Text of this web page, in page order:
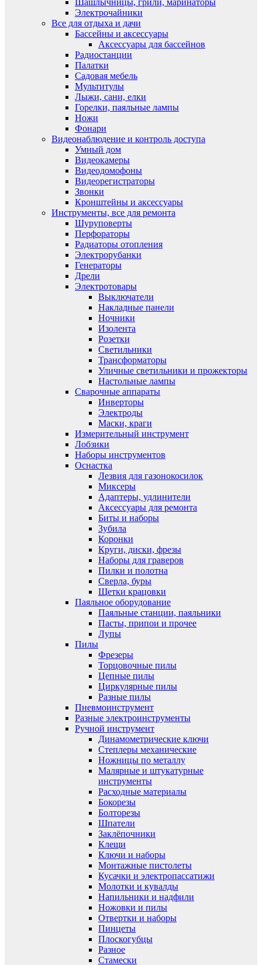
Шашлычницы, грили, маринаторы
Электрочайники
Все для отдыха и дачи
Бассейны и аксессуары
Аксессуары для бассейнов
Радиостанции
Палатки
Садовая мебель
Мультитулы
Лыжи, сани, елки
Горелки, паяльные лампы
Ножи
Фонари
Видеонаблюдение и контроль доступа
Умный дом
Видеокамеры
Видеодомофоны
Видеорегистраторы
Звонки
Кронштейны и аксессуары
Инструменты, все для ремонта
Шуруповерты
Перфораторы
Радиаторы отопления
Электрорубанки
Генераторы
Дрели
Электротовары
Выключатели
Накладные панели
Ночники
Изолента
Розетки
Светильники
Трансформаторы
Уличные светильники и прожекторы
Настольные лампы
Сварочные аппараты
Инверторы
Электроды
Маски, краги
Измерительный инструмент
Лобзики
Наборы инструментов
Оснастка
Лезвия для газонокосилок
Миксеры
Адаптеры, удлинители
Аксессуары для ремонта
Биты и наборы
Зубила
Коронки
Круги, диски, фрезы
Наборы для граверов
Пилки и полотна
Сверла, буры
Щетки крацовки
Паяльное оборудование
Паяльные станции, паяльники
Пасты, припои и прочее
Лупы
Пилы
Фрезеры
Торцовочные пилы
Цепные пилы
Циркулярные пилы
Разные пилы
Пневмоинструмент
Разные электроинструменты
Ручной инструмент
Динамометрические ключи
Степлеры механические
Ножницы по металлу
Малярные и штукатурные
инструменты
Расходные материалы
Бокорезы
Болторезы
Шпатели
Заклёпочники
Клещи
Ключи и наборы
Монтажные пистолеты
Кусачки и электропассатижи
Молотки и кувалды
Напильники и надфили
Ножовки и пилы
Отвертки и наборы
Пинцеты
Плоскогубцы
Разное
Стамески